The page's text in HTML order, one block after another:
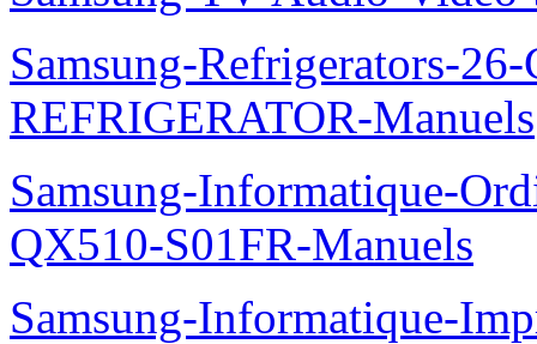
Samsung-Refrigerators-
REFRIGERATOR-Manuels
Samsung-Informatique-
QX510-S01FR-Manuels
Samsung-Informatique-